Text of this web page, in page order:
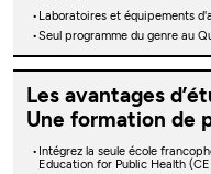
Laboratoires et équipements
Seul programme du genre au
Les avantages
Une formation de
Intégrez la seule école
Education for Public Health